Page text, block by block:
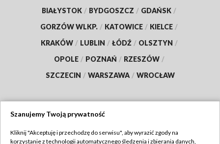
BIAŁYSTOK / BYDGOSZCZ / GDAŃSK /
GORZÓW WLKP. / KATOWICE / KIELCE /
KRAKÓW / LUBLIN / ŁÓDŹ / OLSZTYN /
OPOLE / POZNAŃ / RZESZÓW /
SZCZECIN / WARSZAWA / WROCŁAW
Szanujemy Twoją prywatność
Kliknij "Akceptuję i przechodzę do serwisu", aby wyrazić zgody na
korzystanie z technologii automatycznego śledzenia i zbierania danych,